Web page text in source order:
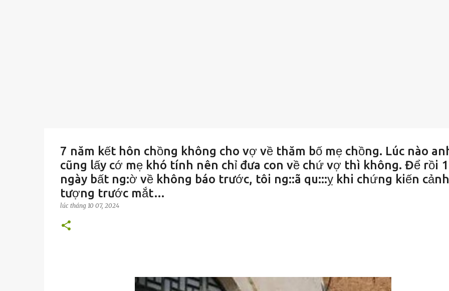
7 năm kết hôn chồng không cho vợ về thăm bố mẹ chồng. Lúc nào
cũng lấy cớ mẹ khó tính nên chỉ đưa con về chứ vợ thì không. Để rồi 1
ngày bất ng:ờ về không báo trước, tôi ng::ã qu:::ỵ khi chứng kiến cảnh
tượng trước mắt…
lúc tháng 10 07, 2024